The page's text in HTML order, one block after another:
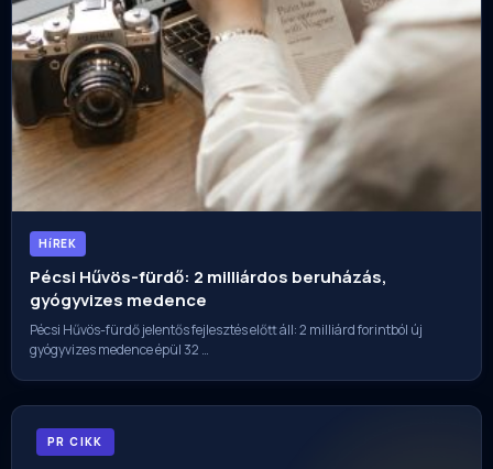
HíREK
Pécsi Hűvös-fürdő: 2 milliárdos beruházás,
gyógyvizes medence
Pécsi Hűvös-fürdő jelentős fejlesztés előtt áll: 2 milliárd forintból új
gyógyvizes medence épül 32 …
PR CIKK